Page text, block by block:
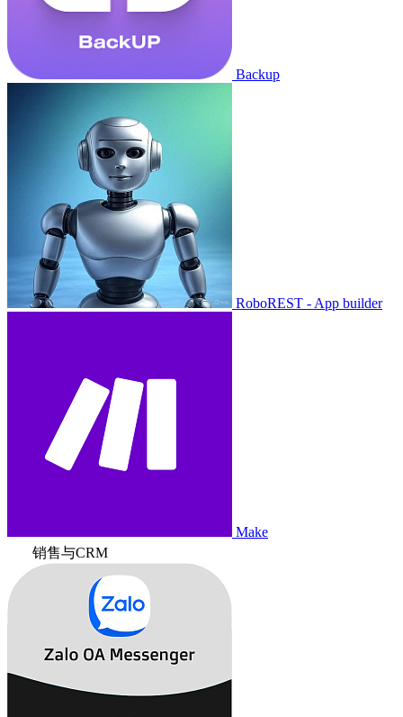
Backup
RoboREST - App builder
Make
销售与CRM